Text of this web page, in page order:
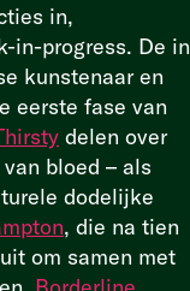
in,
in-progress. De in
kunstenaar en
eerste fase van
delen over
bloed – als
dodelijke
, die na tien
om samen met